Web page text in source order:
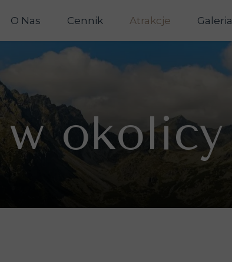
O Nas Cennik Atrakcje Galeria
okolicy